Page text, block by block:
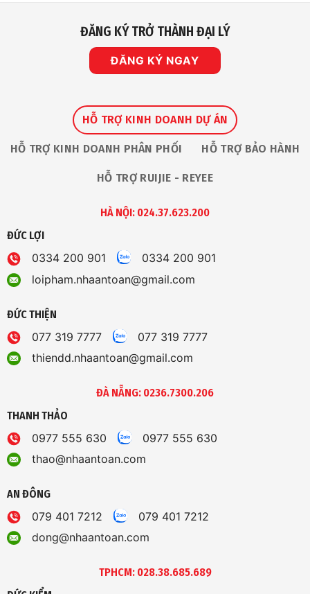
ĐĂNG KÝ TRỞ THÀNH ĐẠI LÝ
ĐĂNG KÝ NGAY
HỖ TRỢ KINH DOANH DỰ ÁN
HỖ TRỢ KINH DOANH PHÂN PHỐI HỖ TRỢ BẢO HÀNH
HỖ TRỢ RUIJIE - REYEE
HÀ NỘI: 024.37.623.200
ĐỨC LỢI
0334 200 901
0334 200 901
loipham.nhaantoan@gmail.com
ĐỨC THIỆN
077 319 7777
077 319 7777
thiendd.nhaantoan@gmail.com
ĐÀ NẴNG: 0236.7300.206
THANH THẢO
0977 555 630
0977 555 630
thao@nhaantoan.com
AN ĐÔNG
079 401 7212
079 401 7212
dong@nhaantoan.com
TPHCM: 028.38.685.689